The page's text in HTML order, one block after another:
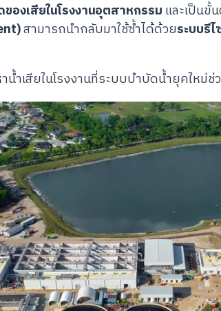
ของเสียในโรงงานอุตสาหกรรม และเป็นขั้
สามารถนำกลับมาใช้ซ้ำได้ด้วยระบบรี
ำเสียในโรงงานที่ระบบบำบัดน้ำยุคใหม่ช่